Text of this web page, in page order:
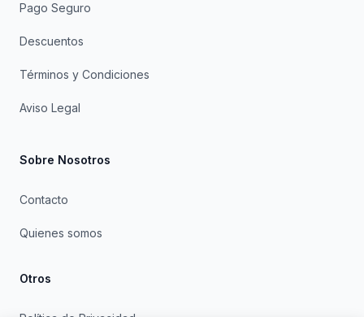
Pago Seguro
Descuentos
Términos y Condiciones
Aviso Legal
Sobre Nosotros
Contacto
Quienes somos
Otros